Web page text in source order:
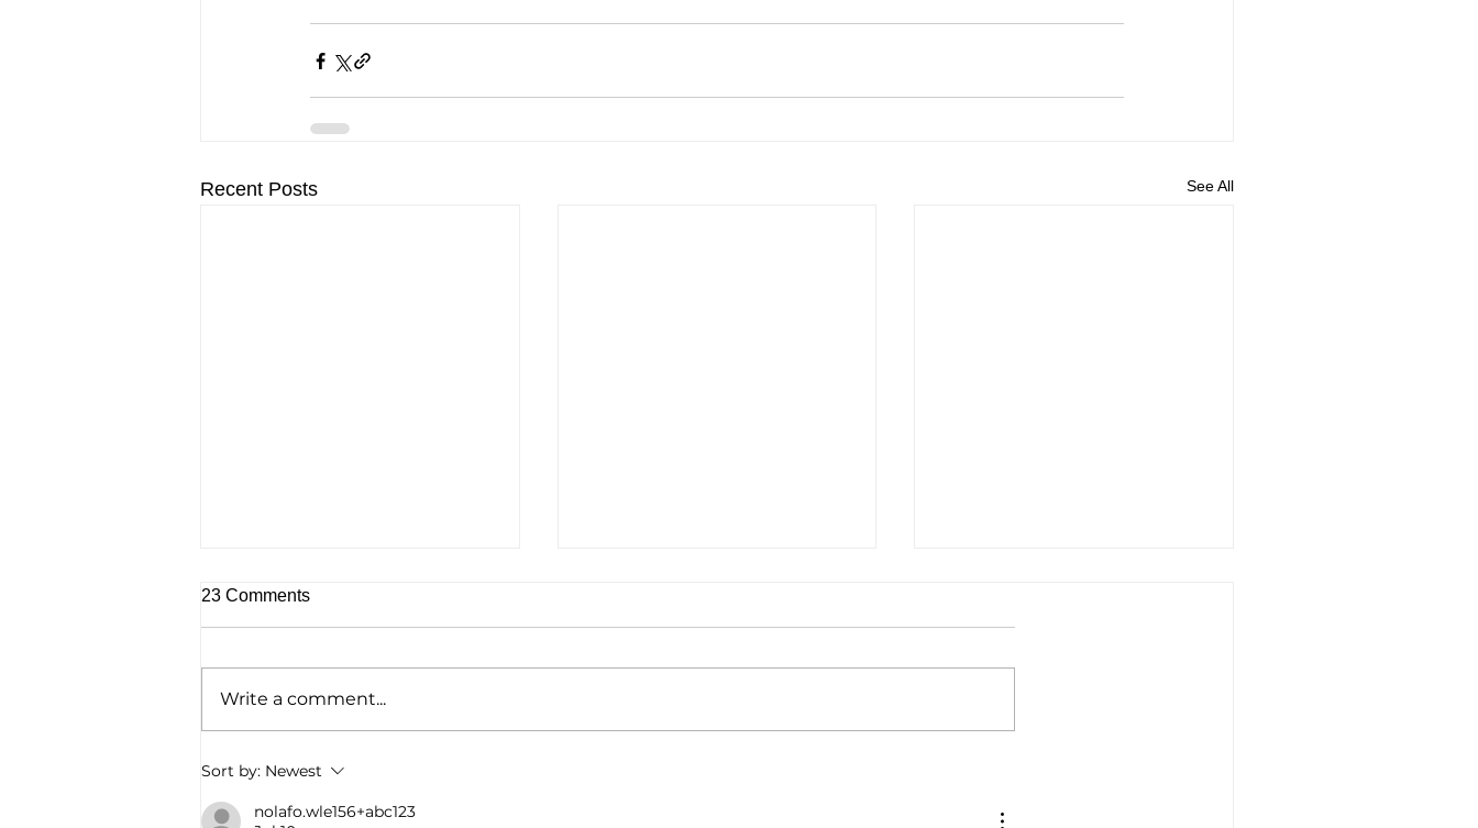
Recent Posts See All
TY PENNINGTON // Radio
Interview iHeart Radio Paul
Castronovo Show
23 Comments
Write a comment...
Sort by: Newest
nolafo.wle156+abc123